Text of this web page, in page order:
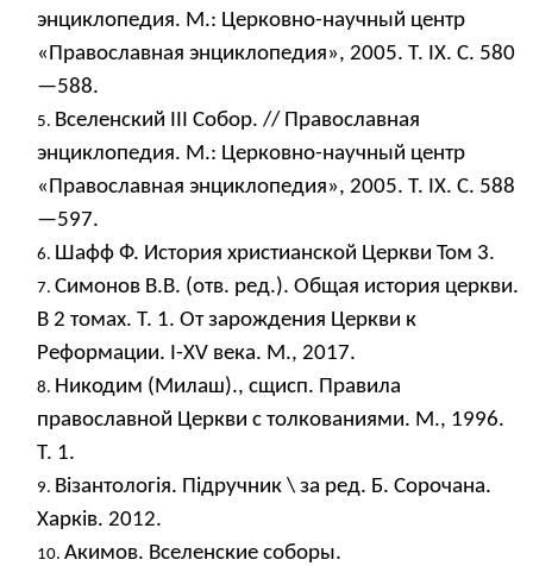
энциклопедия. М.: Церковно-научный центр
«Православная энциклопедия», 2005. Т. IX. С. 580
—588.
Вселенский III Собор. // Православная
энциклопедия. М.: Церковно-научный центр
«Православная энциклопедия», 2005. Т. IX. С. 588
—597.
Шафф Ф. История христианской Церкви Том 3.
Симонов В.В. (отв. ред.). Общая история церкви.
В 2 томах. Т. 1. От зарождения Церкви к
Реформации. I-XV века. М., 2017.
Никодим (Милаш)., сщисп. Правила
православной Церкви с толкованиями. М., 1996.
Т. 1.
Візантологія. Підручник \ за ред. Б. Сорочана.
Харків. 2012.
Акимов. Вселенские соборы.